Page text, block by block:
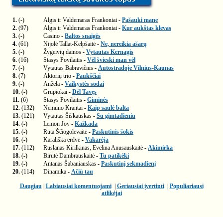
1. (-) Algis ir Valdemaras Frankoniai - Pašauki mane
2. (97) Algis ir Valdemaras Frankoniai - Kur aukštas klevas
3. (-) Casino - Baltos snaigės
4. (61) Nijolė Tallat-Kelpšaitė - Ne, nereikia ašarų
5. (-) Žygeivių dainos - Vytautas Kernagis
6. (16) Stasys Povilaitis - Vėl švieski man vėl
7. (-) Vytautas Babravičius - Autostradoje Vilnius-Kaunas
8. (7) Aktorių trio - Paukščiai
9. (-) Anžela - Vaikystės sodai
10. (-) Grupiokai - Dėl Tavęs
11. (6) Stasys Povilaitis - Giminės
12. (132) Nemuno Krantai - Kaip saulė balta
13. (121) Vytautas Šiškauskas - Su gimtadieniu
14. (-) Lemon Joy - Kažkada
15. (-) Rūta Ščiogolevaitė - Paskutinis šokis
16. (-) Karališka erdvė - Vakarėja
17. (112) Ruslanas Kirilkinas, Evelina Anusauskaitė - Akimirka
18. (-) Birutė Dambrauskaitė - Tu patikėki
19. (-) Antanas Šabaniauskas - Paskutinį sekmadienį
20. (114) Dinamika - Ačiū tau
Daugiau| Labiausiai komentuojami| Geriausiai įvertinti| Populiariausi
atlikėjai